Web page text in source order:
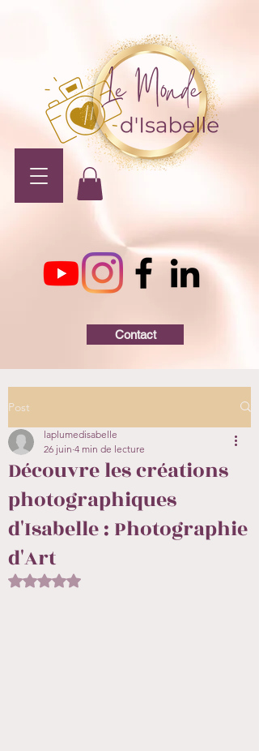
Contact
Post
Découvre les créations
photographiques
d'Isabelle : Photographie
d'Art
laplumedisabelle
26 juin 4 min de lecture
Noté NaN étoiles sur 5.